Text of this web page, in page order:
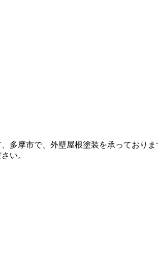
多摩市で、外壁屋根塗装を承っておりま
い。